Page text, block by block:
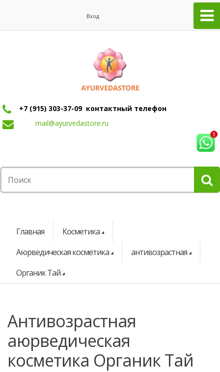
Вход
+7 (915) 303-37-09 контактный телефон
mail@ayurvedastore.ru
Главная
Косметика
Аюрведическая косметика
антивозрастная
Органик Тай
антивозрастная
аюрведическая
косметика Органик Тай